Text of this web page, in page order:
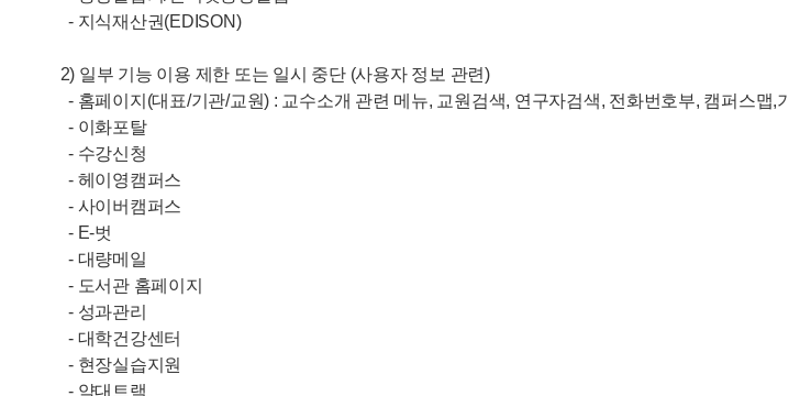
- 지식재산권(EDISON)
2) 일부 기능 이용 제한 또는 일시 중단 (사용자 정보 관련)
- 홈페이지(대표/기관/교원) : 교수소개 관련 메뉴, 교원검색, 연구자검색, 전화번호부, 캠퍼스맵
- 이화포탈
- 수강신청
- 헤이영캠퍼스
- 사이버캠퍼스
- E-벗
- 대량메일
- 도서관 홈페이지
- 성과관리
- 대학건강센터
- 현장실습지원
- 약대트랙